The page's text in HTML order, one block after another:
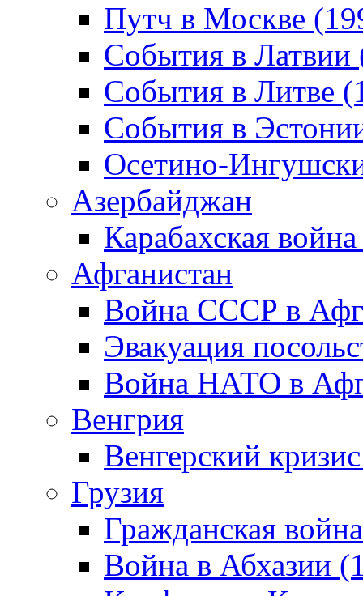
Путч в Москве
События в Латвии
События в Литве
События в
Осетино-
Азербайджан
Карабахская
Афганистан
Война СССР в
Эвакуация
Война НАТО в
Венгрия
Венгерский
Грузия
Гражданская
Война в Абхазии